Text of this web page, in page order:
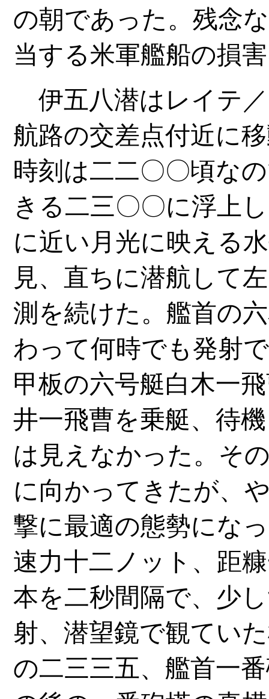
の朝であった。残念
当する米軍艦船の損
伊五八潜はレイテ
航路の交差点付近に
時刻は二二〇〇頃な
きる二三〇〇に浮上
に近い月光に映える
見、直ちに潜航して
測を続けた。艦首の
わって何時でも発射
甲板の六号艇白木一
井一飛曹を乗艇、待
は見えなかった。そ
に向かってきたが、
撃に最適の態勢にな
速力十二ノット、距
本を二秒間隔で、少
射、潜望鏡で観てい
の二三三五、艦首一